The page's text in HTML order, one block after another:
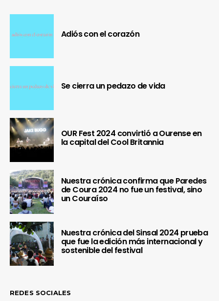
Adiós con el corazón
Se cierra un pedazo de vida
OUR Fest 2024 convirtió a Ourense en
la capital del Cool Britannia
Nuestra crónica confirma que Paredes
de Coura 2024 no fue un festival, sino
un Couraíso
Nuestra crónica del Sinsal 2024 prueba
que fue la edición más internacional y
sostenible del festival
REDES SOCIALES